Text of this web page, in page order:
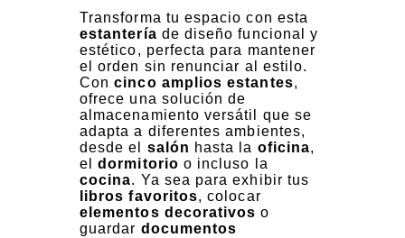
Transforma tu espacio con esta
estantería de diseño funcional y
estético, perfecta para mantener
el orden sin renunciar al estilo.
Concinco amplios estantes,
ofrece una solución de
almacenamiento versátil que se
adapta a diferentes ambientes,
desde el salón hasta la oficina,
eldormitorio o incluso la
cocina. Ya sea para exhibir tus
libros favoritos, colocar
elementos decorativos o
guardar documentos